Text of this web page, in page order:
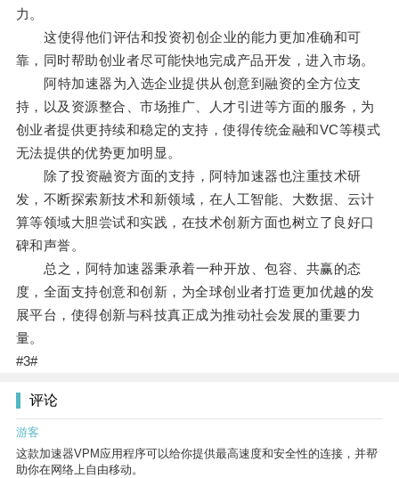
力。
这使得他们评估和投资初创企业的能力更加准确和可
靠，同时帮助创业者尽可能快地完成产品开发，进入市场。
阿特加速器为入选企业提供从创意到融资的全方位支
持，以及资源整合、市场推广、人才引进等方面的服务，为
创业者提供更持续和稳定的支持，使得传统金融和VC等模式
无法提供的优势更加明显。
除了投资融资方面的支持，阿特加速器也注重技术研
发，不断探索新技术和新领域，在人工智能、大数据、云计
算等领域大胆尝试和实践，在技术创新方面也树立了良好口
碑和声誉。
总之，阿特加速器秉承着一种开放、包容、共赢的态
度，全面支持创意和创新，为全球创业者打造更加优越的发
展平台，使得创新与科技真正成为推动社会发展的重要力
量。
#3#
评论
游客
这款加速器VPM应用程序可以给你提供最高速度和安全性的连接，并帮
助你在网络上自由移动。